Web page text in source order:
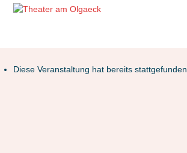
Diese Veranstaltung hat bereits stattgefunden.